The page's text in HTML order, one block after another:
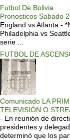
Futbol De Bolivia
Pronosticos Sabado
England vs Atlanta -
Philadelphia vs
serie ...
FUTBOL DE
Comunicado LA
TELEVISIÓN O
- En reunión de
presidentes y
determinó que los